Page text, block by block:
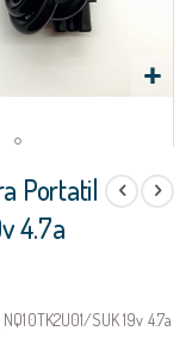
Portatil
4.7a
SUK 19v 4.7a